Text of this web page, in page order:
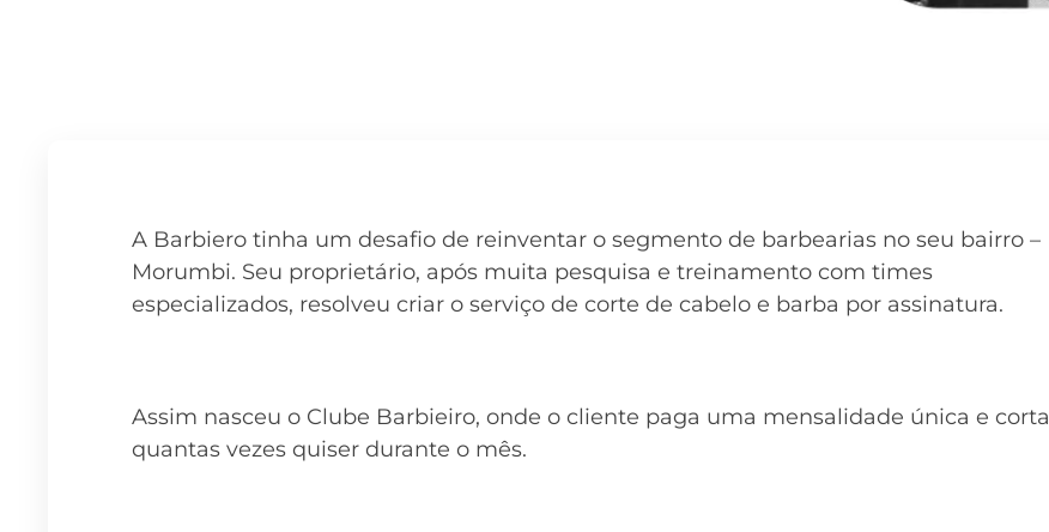
A Barbiero tinha um desafio de reinventar o segmento de barbearias no seu bairro –
Morumbi. Seu proprietário, após muita pesquisa e treinamento com times
especializados, resolveu criar o serviço de corte de cabelo e barba por assinatura.
Assim nasceu o Clube Barbieiro, onde o cliente paga uma mensalidade única e corta
quantas vezes quiser durante o mês.